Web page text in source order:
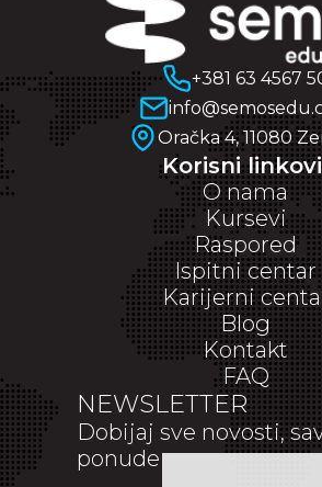
+381 63 4567
Oračka 4, 11080
Korisni
O nama
Kursevi
Raspored
Ispitni centar
Karijerni
Blog
Kontakt
FAQ
NEWSLETTER
Dobijaj sve novosti,
ponude